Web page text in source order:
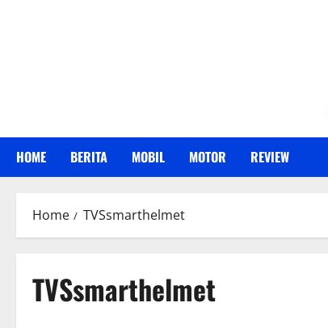
HOME BERITA MOBIL MOTOR REVIEW
Home TVSsmarthelmet
TVSsmarthelmet